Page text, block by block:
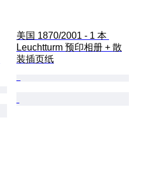
美国 1870/2001 - 1 本
Leuchtturm 预印相册 + 散
装插页纸